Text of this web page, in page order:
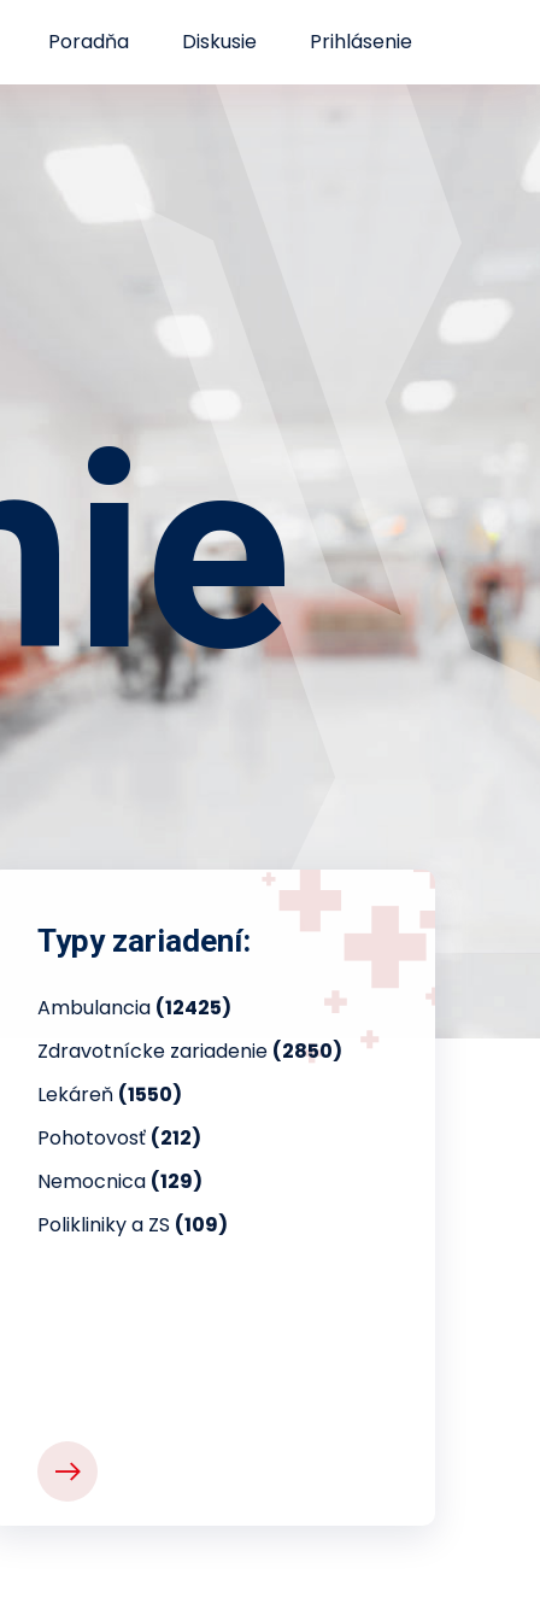
Poradňa Diskusie Prihlásenie
Typy zariadení:
Ambulancia (12425)
Zdravotnícke zariadenie (2850)
Lekáreň (1550)
Pohotovosť (212)
Nemocnica (129)
Polikliniky a ZS (109)